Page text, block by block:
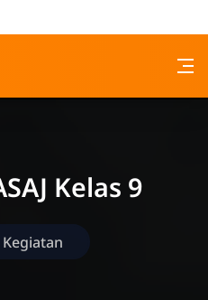
Bandung
Kelas 9